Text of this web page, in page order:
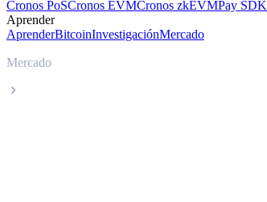
Cronos PoSCronos EVMCronos zkEVMPay SDK
Aprender
AprenderBitcoinInvestigaciónMercado
Mercado